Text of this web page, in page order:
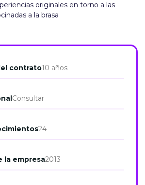
originales en torno a las
a la brasa
contrato10 años
Consultar
24
la empresa2013